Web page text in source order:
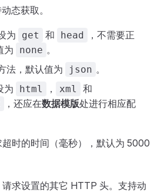
态获取。
为 get 和 head
，不需要正
为
none 。
法，默认值为
json 。
为 html ， xml 和
，还应在数据模版处进行相应配
时的时间（毫秒），默认为 5000
请求设置的其它 HTTP 头。支持动